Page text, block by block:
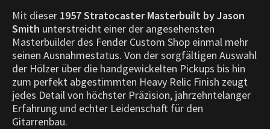
Mit dieser 1957 Stratocaster Masterbuilt by Jason
Smith unterstreicht einer der angesehensten
Masterbuilder des Fender Custom Shop einmal mehr
seinen Ausnahmestatus. Von der sorgfältigen Auswahl
der Hölzer über die handgewickelten Pickups bis hin
zum perfekt abgestimmten Heavy Relic Finish zeugt
jedes Detail von höchster Präzision, jahrzehntelanger
Erfahrung und echter Leidenschaft für den
Gitarrenbau.